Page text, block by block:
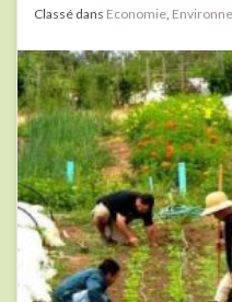
Classé dans Economie